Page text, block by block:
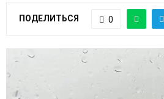
Y
M
E
ПОДЕЛИТЬСЯ 0